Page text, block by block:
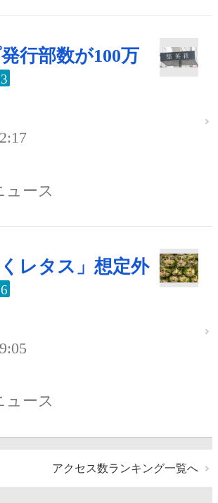
行部数が100万
ュース
くレタス」想定外
ュース
アクセス数ランキング一覧へ